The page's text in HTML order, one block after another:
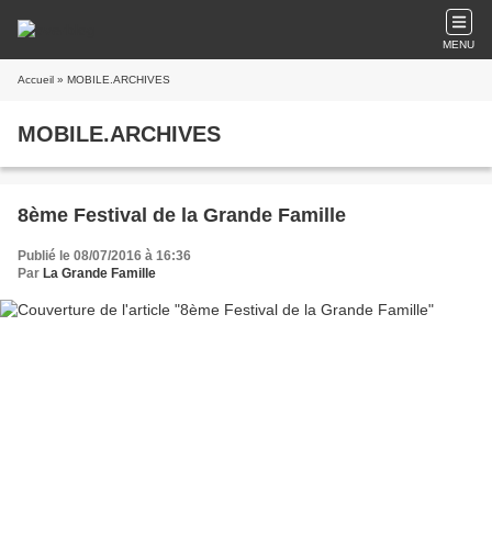
MENU
Accueil » MOBILE.ARCHIVES
MOBILE.ARCHIVES
8ème Festival de la Grande Famille
Publié le 08/07/2016 à 16:36
Par La Grande Famille